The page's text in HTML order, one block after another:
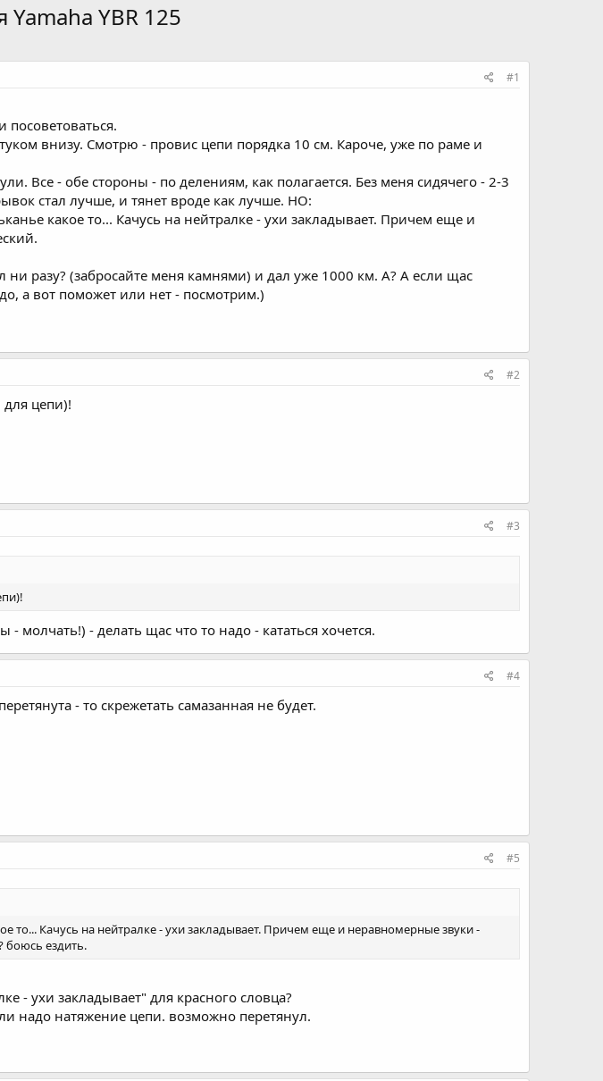
YBR 125
#1
посоветоваться.
внизу. Смотрю - провис цепи порядка 10 см. Кароче, уже по раме и
Все - обе стороны - по делениям, как полагается. Без меня сидячего - 2-3
стал лучше, и тянет вроде как лучше. НО:
какое то... Качусь на нейтралке - ухи закладывает. Причем еще и
разу? (забросайте меня камнями) и дал уже 1000 км. А? А если щас
а вот поможет или нет - посмотрим.)
#2
для цепи)!
#3
молчать!) - делать щас что то надо - кататься хочется.
#4
- то скрежетать самазанная не будет.
#5
то... Качусь на нейтралке - ухи закладывает. Причем еще и неравномерные звуки -
боюсь ездить.
- ухи закладывает" для красного словца?
надо натяжение цепи. возможно перетянул.